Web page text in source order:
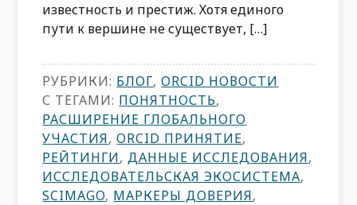
известность и престиж. Хотя единого
пути к вершине не существует, […]
РУБРИКИ: БЛОГ,ORCID НОВОСТИ
С ТЕГАМИ: ПОНЯТНОСТЬ,
РАСШИРЕНИЕ ГЛОБАЛЬНОГО
УЧАСТИЯ,ORCID ПРИНЯТИЕ,
РЕЙТИНГИ,ДАННЫЕ ИССЛЕДОВАНИЯ,
ИССЛЕДОВАТЕЛЬСКАЯ ЭКОСИСТЕМА,
SCIMAGO, МАРКЕРЫ ДОВЕРИЯ,